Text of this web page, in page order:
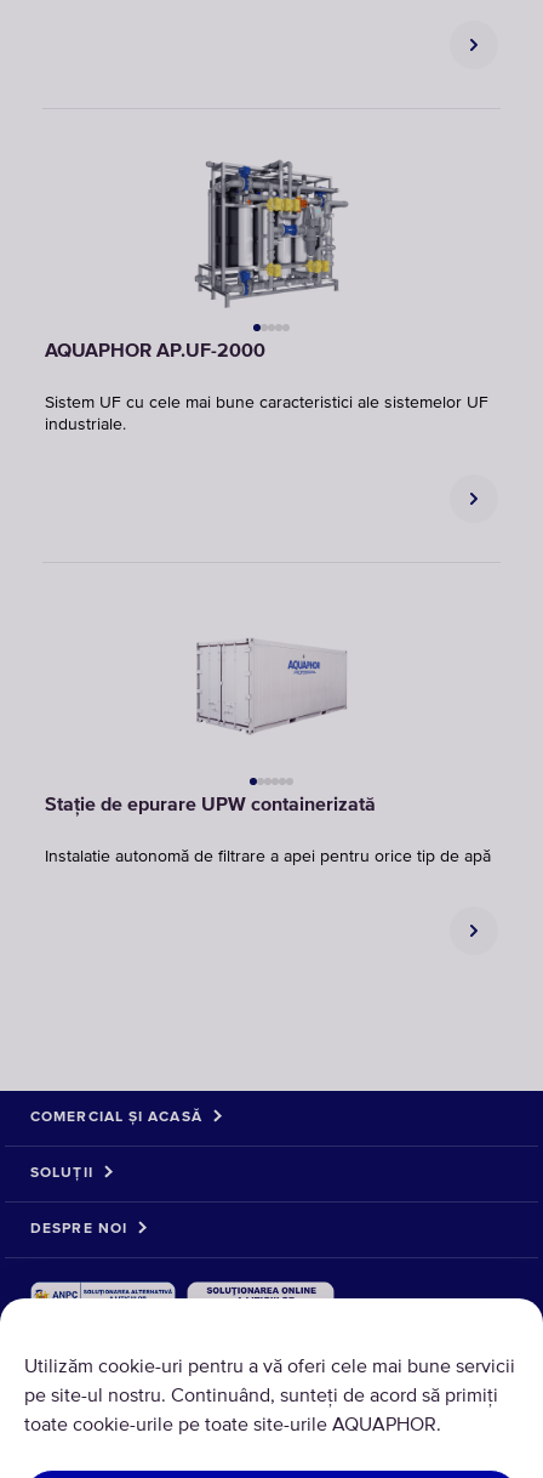
AQUAPHOR AP.UF-2000
Sistem UF cu cele mai bune caracteristici ale sistemelor UF
industriale.
Stație de epurare UPW containerizată
Instalatie autonomă de filtrare a apei pentru orice tip de apă
Utilizăm cookie-uri pentru a vă oferi cele mai bune servicii
pe site-ul nostru. Continuând, sunteți de acord să primiți
toate cookie-urile pe toate site-urile AQUAPHOR.
COMERCIAL ȘI ACASĂ
SOLUȚII
DESPRE NOI